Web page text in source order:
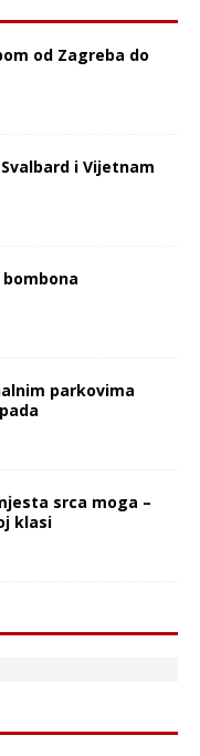
od Zagreba do
i Vijetnam
parkovima
srca moga –
klasi